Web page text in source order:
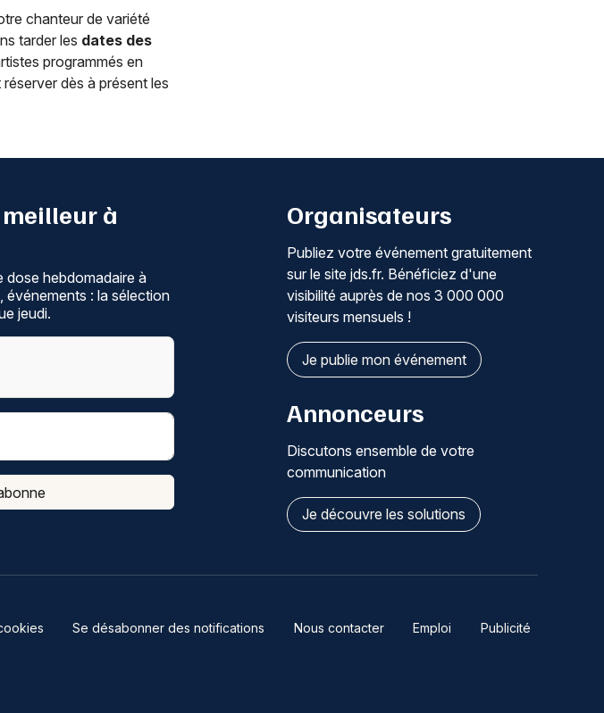
chanteur de variété
tarder les dates des
programmés en
dès à présent les
à
hebdomadaire à
événements : la sélection
jeudi.
Organisateurs
Publiez votre événement gratuitement
sur le site jds.fr. Bénéficiez d'une
visibilité auprès de nos 3 000 000
visiteurs mensuels !
Je publie mon événement
Annonceurs
Discutons ensemble de votre
communication
Je découvre les solutions
Se désabonner des notifications Nous contacter Emploi Publicité